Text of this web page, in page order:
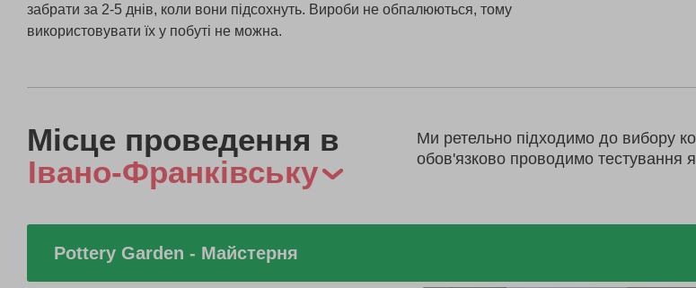
забрати за 2-5 днів, коли вони підсохнуть. Вироби не обпалюються, тому
використовувати їх у побуті не можна.
Місце проведення в
Івано-Франківську
Ми ретельно підходимо до вибору
обов'язково проводимо тестування
Pottery Garden - Майстерня